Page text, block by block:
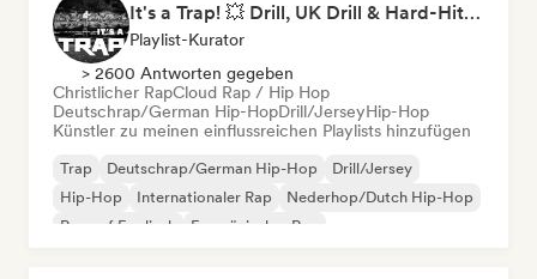
It's a Trap! 💥 Drill, UK Drill & Hard-Hitting Trap
Playlist-Kurator
> 2600 Antworten gegeben
Christlicher RapCloud Rap / Hip Hop
Deutschrap/German Hip-HopDrill/JerseyHip-Hop
Künstler zu meinen einflussreichen Playlists hinzufügen
Trap Deutschrap/German Hip-Hop
Drill/Jersey
Hip-Hop
Internationaler Rap
Nederhop/Dutch Hip-Hop
Rap auf Englisch
Französischer Rap